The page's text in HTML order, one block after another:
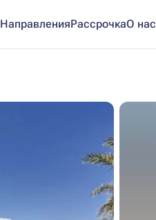
НаправленияРассрочкаО нас